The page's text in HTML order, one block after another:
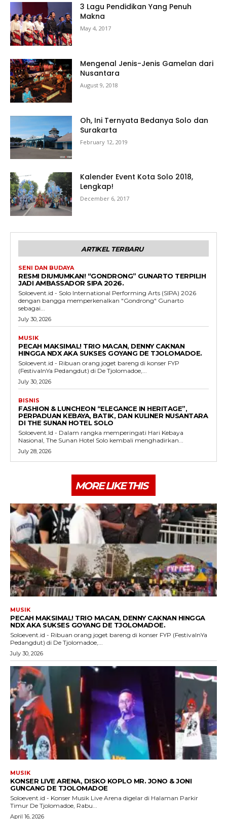
3 Lagu Pendidikan Yang Penuh
Makna
May 4, 2017
Mengenal Jenis-Jenis Gamelan dari
Nusantara
August 9, 2018
Oh, Ini Ternyata Bedanya Solo dan
Surakarta
February 12, 2019
Kalender Event Kota Solo 2018,
Lengkap!
December 6, 2017
ARTIKEL TERBARU
SENI DAN BUDAYA
RESMI DIUMUMKAN! “GONDRONG” GUNARTO TERPILIH
JADI AMBASSADOR SIPA 2026.
Soloevent.id - Solo International Performing Arts (SIPA) 2026
dengan bangga memperkenalkan "Gondrong" Gunarto
sebagai...
July 30, 2026
MUSIK
PECAH MAKSIMAL! TRIO MACAN, DENNY CAKNAN
HINGGA NDX AKA SUKSES GOYANG DE TJOLOMADOE.
Soloevent.id - Ribuan orang joget bareng di konser FYP
(FestivalnYa Pedangdut) di De Tjolomadoe,...
July 30, 2026
BISNIS
FASHION & LUNCHEON “ELEGANCE IN HERITAGE”,
PERPADUAN KEBAYA, BATIK, DAN KULINER NUSANTARA
DI THE SUNAN HOTEL SOLO
Soloevent.Id - Dalam rangka memperingati Hari Kebaya
Nasional, The Sunan Hotel Solo kembali menghadirkan...
July 28, 2026
MORE LIKE THIS
MUSIK
PECAH MAKSIMAL! TRIO MACAN, DENNY CAKNAN HINGGA
NDX AKA SUKSES GOYANG DE TJOLOMADOE.
Soloevent.id - Ribuan orang joget bareng di konser FYP (FestivalnYa
Pedangdut) di De Tjolomadoe,...
July 30, 2026
MUSIK
KONSER LIVE ARENA, DISKO KOPLO MR. JONO & JONI
GUNCANG DE TJOLOMADOE
Soloevent.id - Konser Musik Live Arena digelar di Halaman Parkir
Timur De Tjolomadoe, Rabu...
April 16, 2026